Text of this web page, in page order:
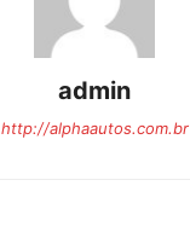
admin
http://alphaautos.com.br